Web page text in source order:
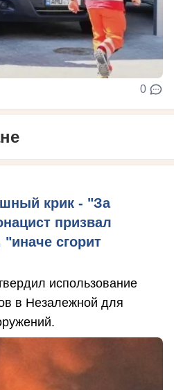
0
крик - "За
призвал
"иначе сгорит
использование
в Незалежной для